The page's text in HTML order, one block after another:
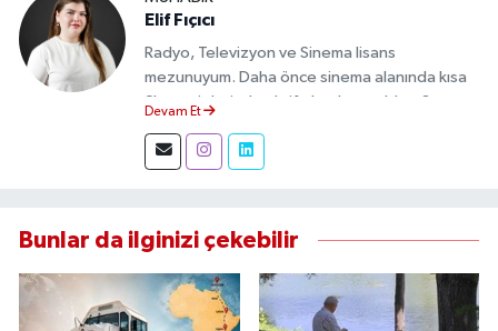
Elif Fıçıcı
Radyo, Televizyon ve Sinema lisans
mezunuyum. Daha önce sinema alanında kısa
film projelerinde aktif olarak yer aldım. Şu an
görev yapıyor, gündemi sahadan takip ederek
doğru ve tarafsız haberler üretiyorum.
Devam Et
Bunlar da ilginizi çekebilir